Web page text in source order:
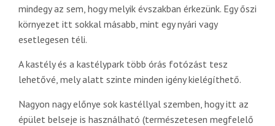
mindegy az sem, hogy melyik évszakban érkezünk. Egy őszi
környezet itt sokkal másabb, mint egy nyári vagy
esetlegesen téli.
A kastély és a kastélypark több órás fotózást tesz
lehetővé, mely alatt szinte minden igény kielégíthető.
Nagyon nagy előnye sok kastéllyal szemben, hogy itt az
épület belseje is használható (természetesen megfelelő